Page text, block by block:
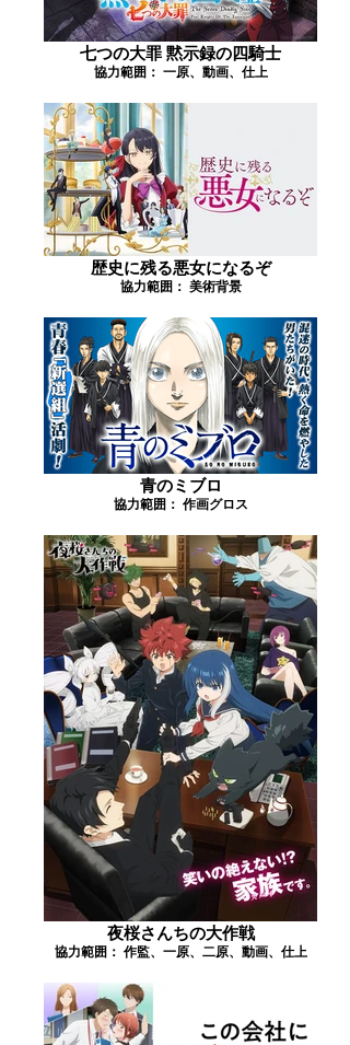
七つの大罪 黙示録の四騎士
協力範囲： 一原、動画、仕上
歴史に残る悪女になるぞ
協力範囲： 美術背景
青のミブロ
協力範囲： 作画グロス
夜桜さんちの大作戦
協力範囲： 作監、一原、二原、動画、仕上